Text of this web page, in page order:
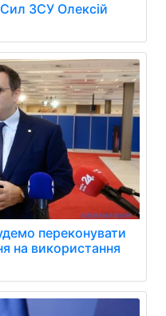
Сил ЗСУ Олексій
переконувати
на використання